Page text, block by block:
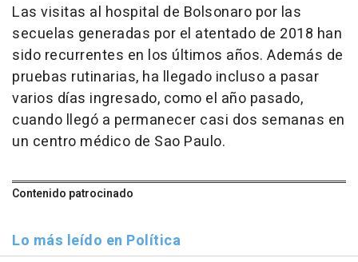
Las visitas al hospital de Bolsonaro por las
secuelas generadas por el atentado de 2018 han
sido recurrentes en los últimos años. Además de
pruebas rutinarias, ha llegado incluso a pasar
varios días ingresado, como el año pasado,
cuando llegó a permanecer casi dos semanas en
un centro médico de Sao Paulo.
Contenido patrocinado
Lo más leído en Política